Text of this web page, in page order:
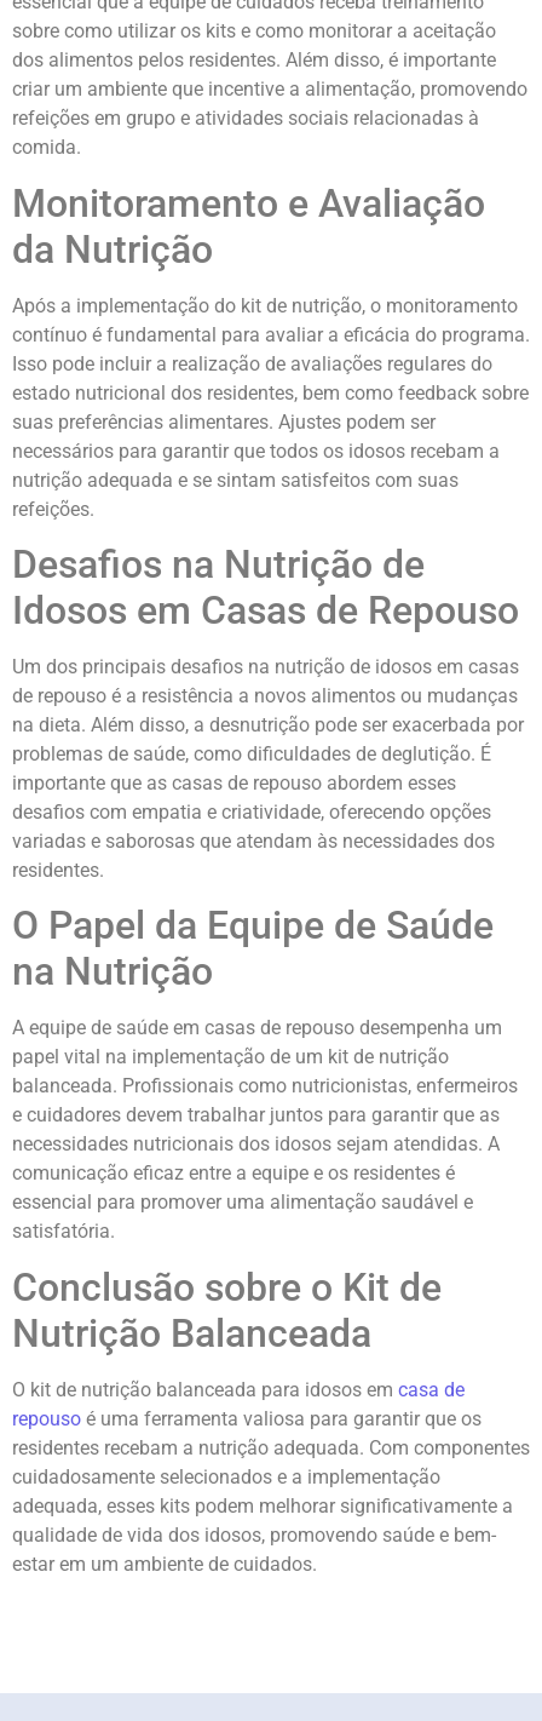
sobre como utilizar os kits e como monitorar a aceitação
dos alimentos pelos residentes. Além disso, é importante
criar um ambiente que incentive a alimentação, promovendo
refeições em grupo e atividades sociais relacionadas à
comida.
Monitoramento e Avaliação
da Nutrição
Após a implementação do kit de nutrição, o monitoramento
contínuo é fundamental para avaliar a eficácia do programa.
Isso pode incluir a realização de avaliações regulares do
estado nutricional dos residentes, bem como feedback sobre
suas preferências alimentares. Ajustes podem ser
necessários para garantir que todos os idosos recebam a
nutrição adequada e se sintam satisfeitos com suas
refeições.
Desafios na Nutrição de
Idosos em Casas de Repouso
Um dos principais desafios na nutrição de idosos em casas
de repouso é a resistência a novos alimentos ou mudanças
na dieta. Além disso, a desnutrição pode ser exacerbada por
problemas de saúde, como dificuldades de deglutição. É
importante que as casas de repouso abordem esses
desafios com empatia e criatividade, oferecendo opções
variadas e saborosas que atendam às necessidades dos
residentes.
O Papel da Equipe de Saúde
na Nutrição
A equipe de saúde em casas de repouso desempenha um
papel vital na implementação de um kit de nutrição
balanceada. Profissionais como nutricionistas, enfermeiros
e cuidadores devem trabalhar juntos para garantir que as
necessidades nutricionais dos idosos sejam atendidas. A
comunicação eficaz entre a equipe e os residentes é
essencial para promover uma alimentação saudável e
satisfatória.
Conclusão sobre o Kit de
Nutrição Balanceada
O kit de nutrição balanceada para idosos em casa de
repouso é uma ferramenta valiosa para garantir que os
residentes recebam a nutrição adequada. Com componentes
cuidadosamente selecionados e a implementação
adequada, esses kits podem melhorar significativamente a
qualidade de vida dos idosos, promovendo saúde e bem-
estar em um ambiente de cuidados.